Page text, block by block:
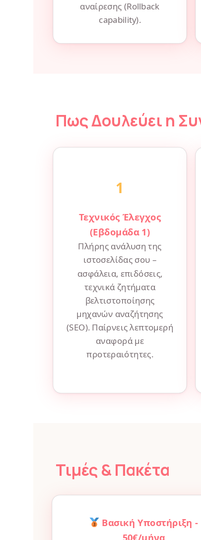
αναίρεσης (Rollback
capability).
Πως Δουλεύει η
1
Τεχνικός Έλεγχος
(Εβδομάδα 1)
Πλήρης ανάλυση της
ιστοσελίδας σου –
ασφάλεια, επιδόσεις,
τεχνικά ζητήματα
βελτιστοποίησης
μηχανών αναζήτησης
(SEO). Παίρνεις λεπτομερή
αναφορά με
προτεραιότητες.
Τιμές & Πακέτα
Βασική Υποστήριξη -
50€/μήνα